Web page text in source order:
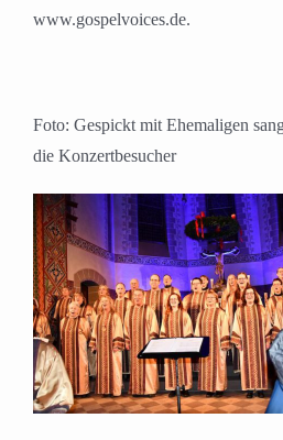
www.gospelvoices.de.
Foto: Gespickt mit Ehemaligen
die Konzertbesucher